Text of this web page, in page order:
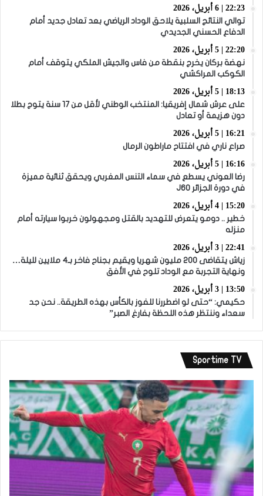
22:23 | 6 أبريل، 2026
توالي النتائج السلبية يلاحق الوداد الرياضي بعد تعادل جديد أمام
الدفاع الحسني الجديدي
22:20 | 5 أبريل، 2026
نهضة بركان يخرج بنقطة من فاس والجيش الملكي يتوقف أمام
الكوكب المراكشي
18:13 | 5 أبريل، 2026
على عرش شمال إفريقيا: المنتخب الوطني لأقل من 17 سنة يتوج بطلا
دون هزيمة أو تعادل
16:21 | 5 أبريل، 2026
صراع ناري في افتتاح ماراطون الرمال
16:16 | 5 أبريل، 2026
رضا العوني يسطع في سماء التنس المغربي ويحقق ثنائية مميزة
في دورة الجزائر J60
15:20 | 4 أبريل، 2026
خطير .. دومو يتعرض للتهديد بالقتل ومجهولون خربوا سيارته أمام
منزله
22:41 | 3 أبريل، 2026
زياش يتقاضى 200 مليون شهريا ويقيم بجناح فاخر بـ4 ملايين لليلة…
ونهاية التجربة مع الوداد تلوح في الأفق
13:50 | 3 أبريل، 2026
حكيمي: “حتى لو اضطررنا للفوز بالكأس بهذه الطريقة.. نحن جد
سعداء وننتظر هذه اللحظة بفارغ الصبر”
Sportime TV